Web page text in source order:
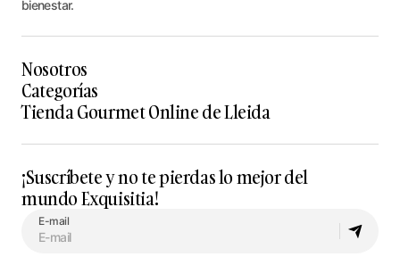
bienestar.
Nosotros
Categorías
Tienda Gourmet Online de Lleida
¡Suscríbete y no te pierdas lo mejor del
mundo Exquisitia!
E-mail